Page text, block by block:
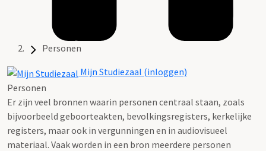
Personen
Mijn Studiezaal (inloggen)
Personen
Er zijn veel bronnen waarin personen centraal staan, zoals
bijvoorbeeld geboorteakten, bevolkingsregisters, kerkelijke
registers, maar ook in vergunningen en in audiovisueel
materiaal. Vaak worden in een bron meerdere personen